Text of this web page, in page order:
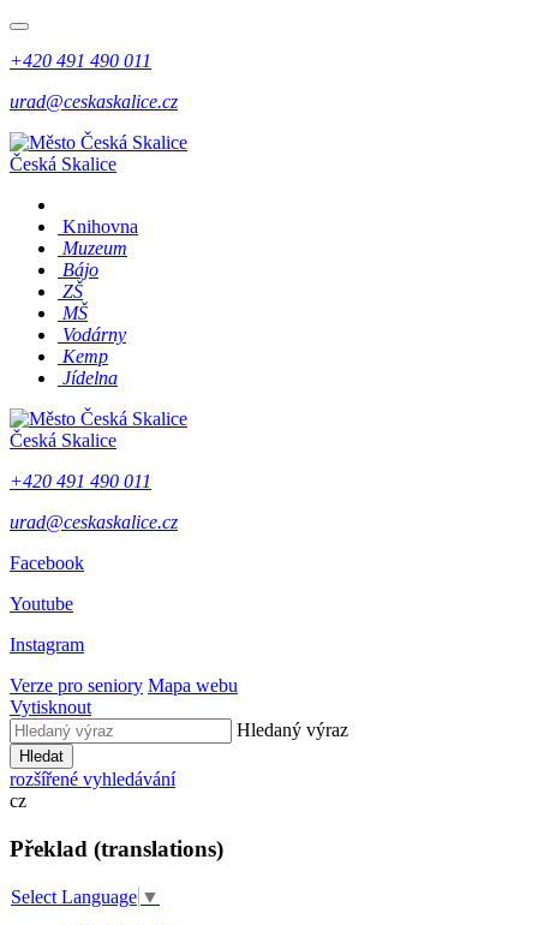
+420 491 490 011
urad@ceskaskalice.cz
Česká Skalice
Knihovna
Muzeum
Bájo
ZŠ
MŠ
Vodárny
Kemp
Jídelna
Česká Skalice
+420 491 490 011
urad@ceskaskalice.cz
Facebook
Youtube
Instagram
Verze pro seniory Mapa webu
Vytisknout
Hledaný výraz
Hledat
rozšířené vyhledávání
cz
Překlad (translations)
Select Language ▼